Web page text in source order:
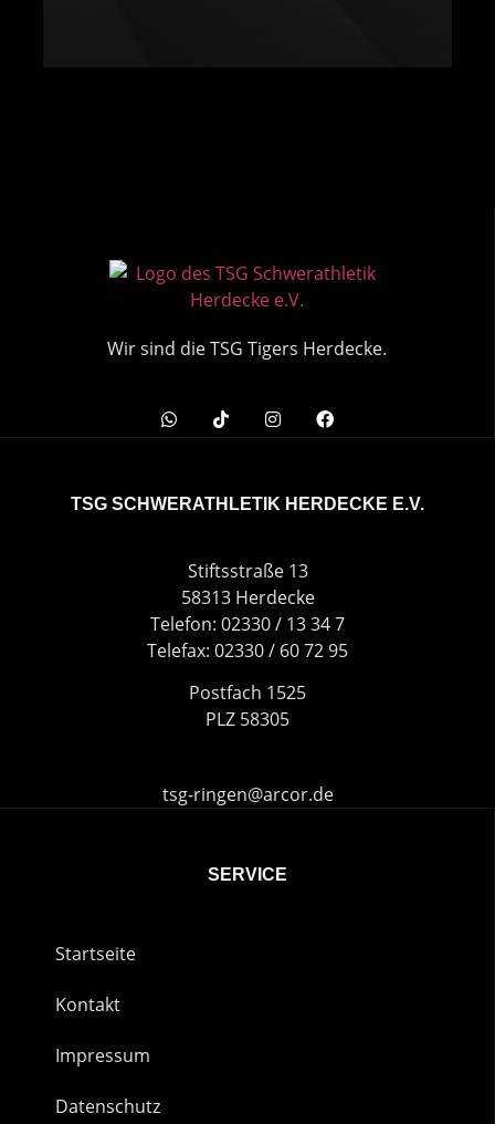
Wir sind die TSG Tigers Herdecke.
TSG SCHWERATHLETIK HERDECKE E.V.
Stiftsstraße 13
58313 Herdecke
Telefon: 02330 / 13 34 7
Telefax: 02330 / 60 72 95
Postfach 1525
PLZ 58305
tsg-ringen@arcor.de
SERVICE
Startseite
Kontakt
Impressum
Datenschutz